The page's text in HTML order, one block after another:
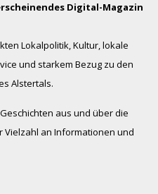
Digital-Magazin
Lokalpolitik, Kultur, lokale
und starkem Bezug zu den
Alstertals.
aus und über die
Vielzahl an Informationen und